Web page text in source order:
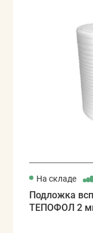
На складе
Подложка
ТЕПОФОЛ 2